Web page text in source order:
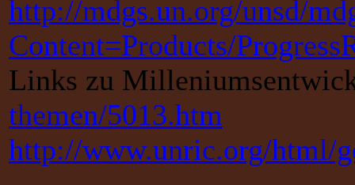
http://mdgs.un.org/unsd/
Content=Products/
Links zu
themen/5013.htm
http://www.unric.org/html/